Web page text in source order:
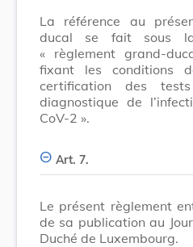
La référence au
ducal se fait sous
« règlement grand-
fixant les conditions
certification des
diagnostique de
CoV-2 ».
Art. 7.
Le présent règlement
de sa publication au
Duché de Luxembourg.